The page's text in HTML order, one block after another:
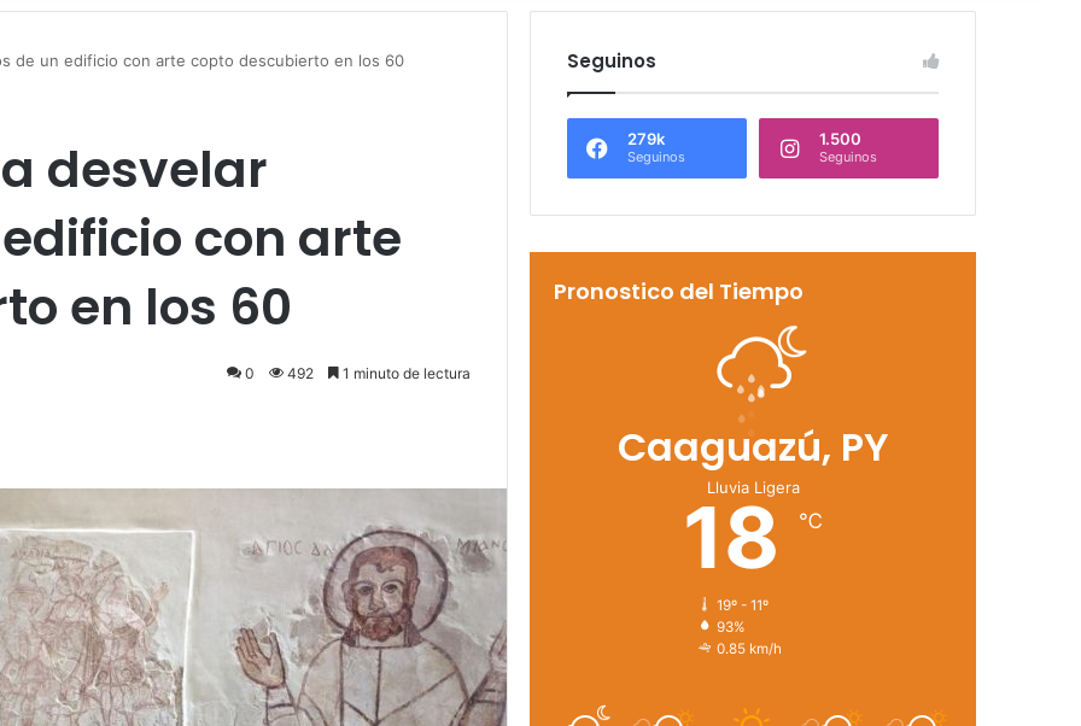
de un edificio con arte copto descubierto en los 60
desvelar
con arte
en los 60
0 492 1 minuto de lectura
Seguinos
279k
Seguinos
1.500
Seguinos
Pronostico del Tiempo
Caaguazú, PY
Lluvia Ligera
18 ℃
19º - 11º
93%
0.85 km/h